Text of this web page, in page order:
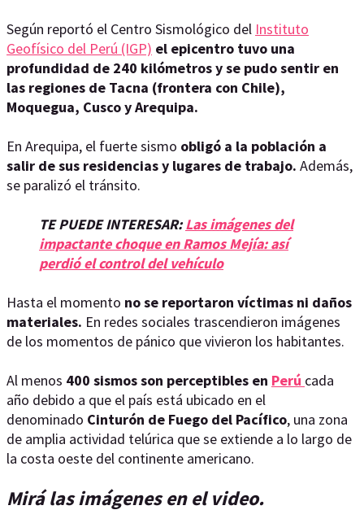
Según reportó el Centro Sismológico del Instituto
Geofísico del Perú (IGP) el epicentro tuvo una
profundidad de 240 kilómetros y se pudo sentir en
las regiones de Tacna (frontera con Chile),
Moquegua, Cusco y Arequipa.
En Arequipa, el fuerte sismo obligó a la población a
salir de sus residencias y lugares de trabajo. Además,
se paralizó el tránsito.
TE PUEDE INTERESAR:Las imágenes del
impactante choque en Ramos Mejía: así
perdió el control del vehículo
Hasta el momento no se reportaron víctimas ni daños
materiales. En redes sociales trascendieron imágenes
de los momentos de pánico que vivieron los habitantes.
Al menos 400 sismos son perceptibles en Perú cada
año debido a que el país está ubicado en el
denominado Cinturón de Fuego del Pacífico, una zona
de amplia actividad telúrica que se extiende a lo largo de
la costa oeste del continente americano.
Mirá las imágenes en el video.